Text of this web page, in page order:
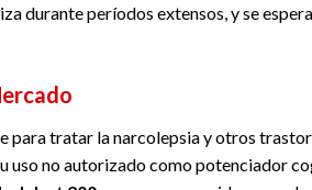
durante períodos extensos, y se
para tratar la narcolepsia y otros
uso no autorizado como potenciador